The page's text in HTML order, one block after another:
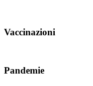
Vaccinazioni
Pandemie